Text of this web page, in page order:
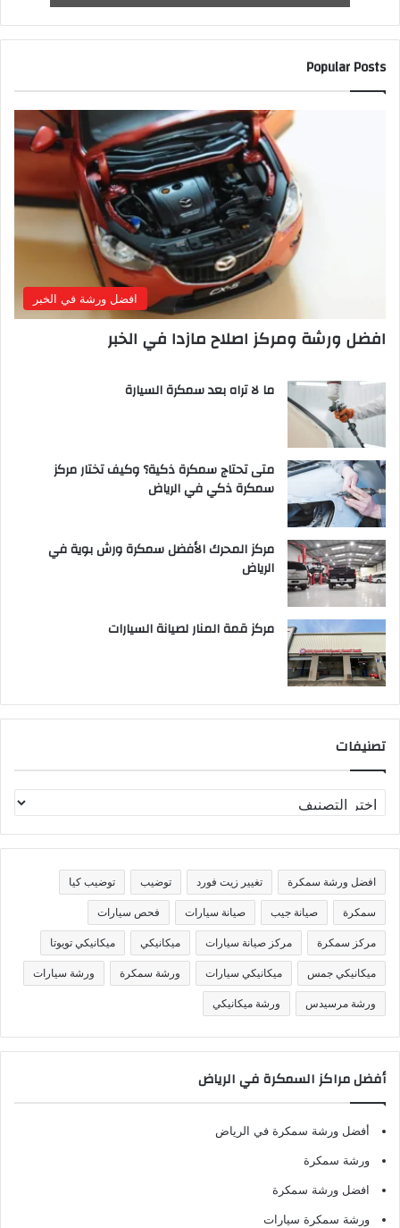
Popular Posts
افضل ورشة في الخبر
افضل ورشة ومركز اصلاح مازدا في الخبر
ما لا تراه بعد سمكرة السيارة
متى تحتاج سمكرة ذكية؟ وكيف تختار مركز
سمكرة ذكي في الرياض
مركز المحرك الأفضل سمكرة ورش بوية في
الرياض
مركز قمة المنار لصيانة السيارات
تصنيفات
ص
ن
ف
ا
افضل ورشة سمكرة تغيير زيت فورد توضيب توضيب كيا
سمكرة صيانة جيب صيانة سيارات فحص سيارات
مركز سمكرة مركز صيانة سيارات ميكانيكي ميكانيكي تويوتا
ميكانيكي جمس ميكانيكي سيارات ورشة سمكرة ورشة سيارات
ورشة مرسيدس ورشة ميكانيكي
أفضل مراكز السمكرة في الرياض
أفضل ورشة سمكرة في الرياض
ورشة سمكرة
افضل ورشة سمكرة
ورشة سمكرة سيارات